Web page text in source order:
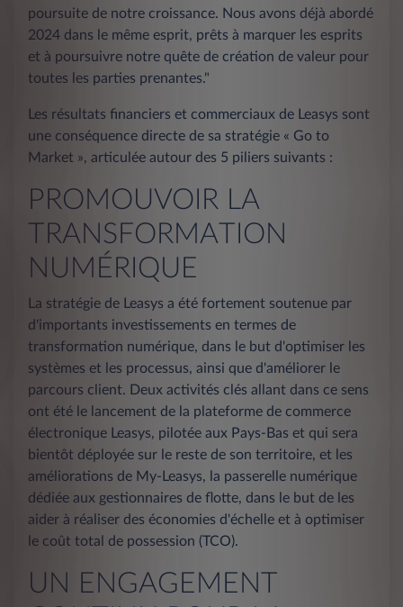
poursuite de notre croissance. Nous avons déjà abordé
2024 dans le même esprit, prêts à marquer les esprits
et à poursuivre notre quête de création de valeur pour
toutes les parties prenantes."
Les résultats financiers et commerciaux de Leasys sont
une conséquence directe de sa stratégie « Go to
Market », articulée autour des 5 piliers suivants :
PROMOUVOIR LA
TRANSFORMATION
NUMÉRIQUE
La stratégie de Leasys a été fortement soutenue par
d'importants investissements en termes de
transformation numérique, dans le but d'optimiser les
systèmes et les processus, ainsi que d'améliorer le
parcours client. Deux activités clés allant dans ce sens
ont été le lancement de la plateforme de commerce
électronique Leasys, pilotée aux Pays-Bas et qui sera
bientôt déployée sur le reste de son territoire, et les
améliorations de My-Leasys, la passerelle numérique
dédiée aux gestionnaires de flotte, dans le but de les
aider à réaliser des économies d'échelle et à optimiser
le coût total de possession (TCO).
UN ENGAGEMENT